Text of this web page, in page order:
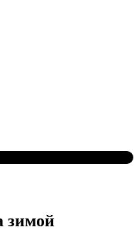
зимой